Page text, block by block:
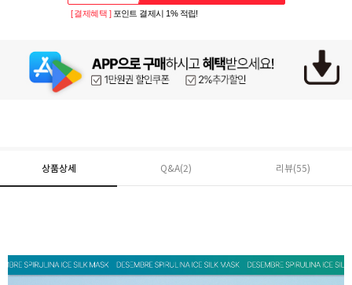
[ 결제혜택 ] 포인트 결제시 1% 적립!
상품상세 Q&A(2) 리뷰(55)